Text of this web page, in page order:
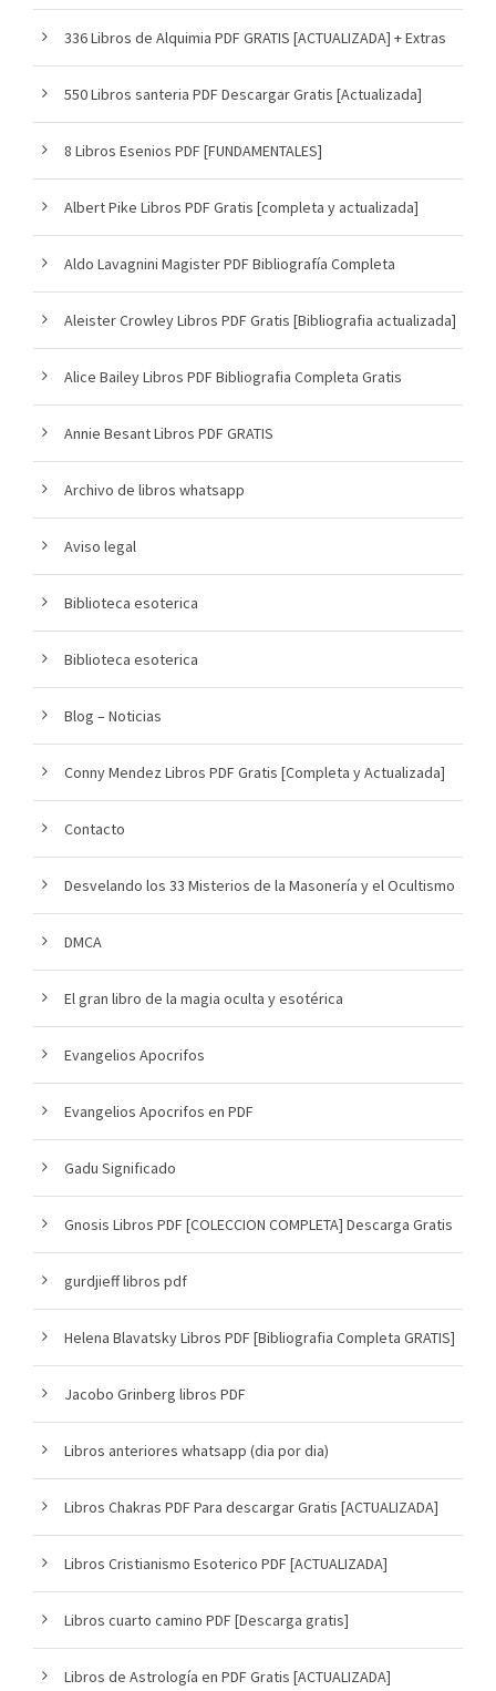
336 Libros de Alquimia PDF GRATIS [ACTUALIZADA] + Extras
550 Libros santeria PDF Descargar Gratis [Actualizada]
8 Libros Esenios PDF [FUNDAMENTALES]
Albert Pike Libros PDF Gratis [completa y actualizada]
Aldo Lavagnini Magister PDF Bibliografía Completa
Aleister Crowley Libros PDF Gratis [Bibliografia actualizada]
Alice Bailey Libros PDF Bibliografia Completa Gratis
Annie Besant Libros PDF GRATIS
Archivo de libros whatsapp
Aviso legal
Biblioteca esoterica
Biblioteca esoterica
Blog – Noticias
Conny Mendez Libros PDF Gratis [Completa y Actualizada]
Contacto
Desvelando los 33 Misterios de la Masonería y el Ocultismo
DMCA
El gran libro de la magia oculta y esotérica
Evangelios Apocrifos
Evangelios Apocrifos en PDF
Gadu Significado
Gnosis Libros PDF [COLECCION COMPLETA] Descarga Gratis
gurdjieff libros pdf
Helena Blavatsky Libros PDF [Bibliografia Completa GRATIS]
Jacobo Grinberg libros PDF
Libros anteriores whatsapp (dia por dia)
Libros Chakras PDF Para descargar Gratis [ACTUALIZADA]
Libros Cristianismo Esoterico PDF [ACTUALIZADA]
Libros cuarto camino PDF [Descarga gratis]
Libros de Astrología en PDF Gratis [ACTUALIZADA]